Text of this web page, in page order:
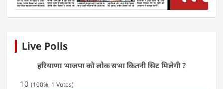
Live Polls
हरियाणा भाजपा को लोक सभा कितनी सिट मिलेगी ?
10 (100%, 1 Votes)